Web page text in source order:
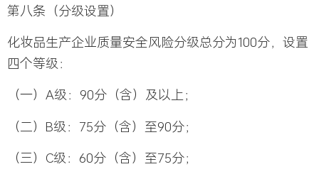
第八条（分级设置）
化妆品生产企业质量安全风险分级总分为100分，设置
四个等级：
（一）A级：90分（含）及以上；
（二）B级：75分（含）至90分；
（三）C级：60分（含）至75分；